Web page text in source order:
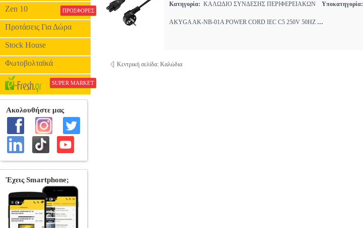
Zen 10 ΠΡΟΣΦΟΡΕΣ
Προτάσεις Για Δώρα
Stock House
Φωτοβολταϊκά
SUPER MARKET
Κατηγορία: ΚΑΛΩΔΙΟ ΣΥΝΔΕΣΗΣ ΠΕΡΙΦΕΡΕΙΑΚΩΝ Υποκατηγορία:
AKYGA AK-NB-01A POWER CORD IEC C5 250V 50HZ ...
Κεντρική σελίδα: Καλώδια